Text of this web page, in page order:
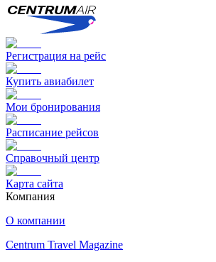
Регистрация на рейс
Купить авиабилет
Мои бронирования
Расписание рейсов
Справочный центр
Карта сайта
Компания
О компании
Centrum Travel Magazine